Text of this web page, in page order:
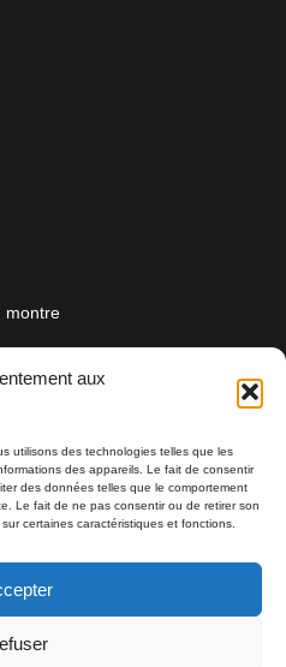
aux
utilisons des technologies telles que les
des appareils. Le fait de consentir
des données telles que le comportement
Le fait de ne pas consentir ou de retirer son
certaines caractéristiques et fonctions.
montre
06000 NICE